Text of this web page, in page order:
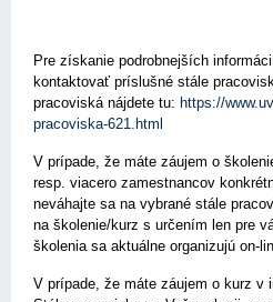
Pre získanie podrobnejších
kontaktovať príslušné stále
pracoviská nájdete tu: https://
pracoviska-621.html
V prípade, že máte záujem o
resp. viacero zamestnancov
neváhajte sa na vybrané stále
na školenie/kurz s určením len pre
školenia sa aktuálne organizujú on-
V prípade, že máte záujem o kurz v